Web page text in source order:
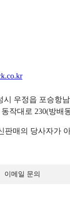
시 우정읍 포승항
작대로 230(방배
매의 당사자가
이메일 문의